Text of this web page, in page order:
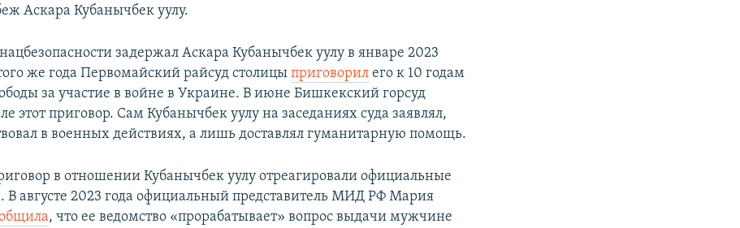
Аскара Кубанычбек уулу.
задержал Аскара Кубанычбек уулу в январе 2023
же года Первомайский райсуд столицыприговорил его к 10 годам
за участие в войне в Украине. В июне Бишкекский горсуд
этот приговор. Сам Кубанычбек уулу на заседаниях суда заявлял,
в военных действиях, а лишь доставлял гуманитарную помощь.
в отношении Кубанычбек уулу отреагировали официальные
В августе 2023 года официальный представитель МИД РФ Мария
, что ее ведомство «прорабатывает» вопрос выдачи мужчине